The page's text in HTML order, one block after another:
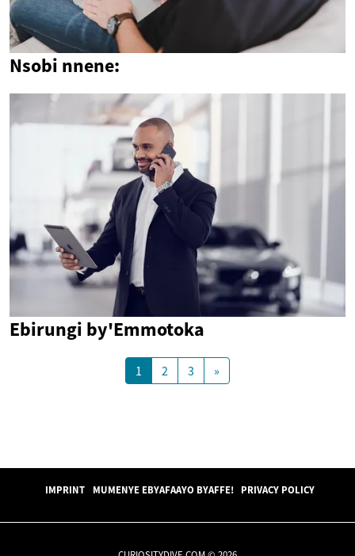
Nsobi nnene:
Ebirungi by'Emmotoka
1 2 3 »
IMPRINT MUMENYE EBYAFAAYO BYAFFE! PRIVACY POLICY